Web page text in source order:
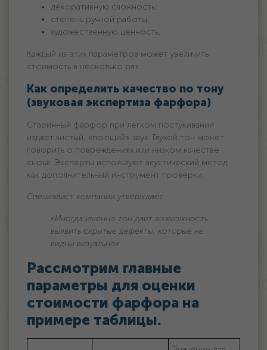
декоративную сложность;
степень ручной работы;
художественную ценность.
Каждый из этих параметров может увеличить
стоимость в несколько раз.
Как определить качество по тону
(звуковая экспертиза фарфора)
Старинный фарфор при легком постукивании
издает чистый, «поющий» звук. Глухой тон может
говорить о повреждениях или низком качестве
сырья. Эксперты используют акустический метод
как дополнительный инструмент проверки.
Специалист компании утверждает:
«Иногда именно тон дает возможность
выявить скрытые дефекты, которые не
видны визуально».
Рассмотрим главные
параметры для оценки
стоимости фарфора на
примере таблицы.